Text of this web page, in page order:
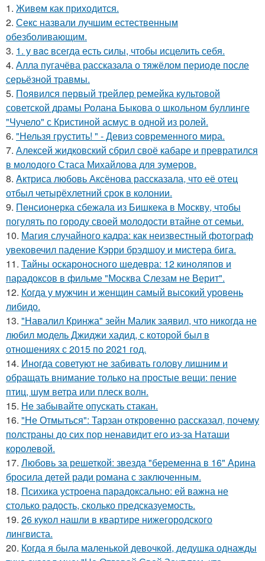
1. Живeм как приходится.
2. Секс назвали лучшим естественным
обезболивающим.
3. 1. у вac всегда есть силы, чтобы исцелить себя.
4. Алла пугачёва рассказала о тяжёлом периоде после
серьёзной травмы.
5. Появился первый трейлер ремейка культовой
советской драмы Ролана Быкова о школьном буллинге
"Чучело" с Кристиной асмус в одной из ролей.
6. "Нельзя грустить! " - Девиз coвременного мира.
7. Алексей жидковский сбрил своё кабаре и превратился
в молодого Стаса Михайлова для зумеров.
8. Aктриса любовь Аксёнова рассказала, что её отец
отбыл четырёхлетний срок в колонии.
9. Пенсионерка сбежала из Бишкека в Москву, чтобы
погулять по городу своей молодости втайне от семьи.
10. Магия случайного кадра: как неизвестный фотограф
увековечил падение Кэрри брэдшоу и мистера бига.
11. Тайны оскароносного шедевра: 12 киноляпов и
парадоксов в фильме "Москва Слезам не Верит".
12. Когда у мужчин и женщин самый высокий уровень
либидо.
13. "Навалил Кринжа" зейн Малик заявил, что никогда не
любил модель Джиджи хадид, с которой был в
отношениях с 2015 по 2021 год.
14. Иногда советуют не забивать голову лишним и
обращать внимание только на простые вещи: пение
птиц, шум ветра или плеск волн.
15. Не забывайте опускать стакан.
16. "Не Отмыться": Тарзан откровенно рассказал, почему
полстраны до сих пор ненавидит его из-за Наташи
королевой.
17. Любовь за решеткой: звезда "беременна в 16" Арина
бросила детей ради романа с заключенным.
18. Психика устроена парадоксально: ей важна не
столько радость, сколько предсказуемость.
19. 26 кукол нашли в квартире нижегородского
лингвиста.
20. Когда я была маленькой девочкой, дедушка однажды